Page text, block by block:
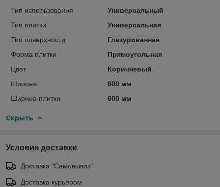
Тип использования
Универсальный
Тип плитки
Универсальная
Тип поверхности
Глазурованная
Форма плитки
Прямоугольная
Цвет
Коричневый
Ширина
600 мм
Ширина плитки
600 мм
Скрыть
Условия доставки
Доставка "Самовывоз"
Доставка курьером